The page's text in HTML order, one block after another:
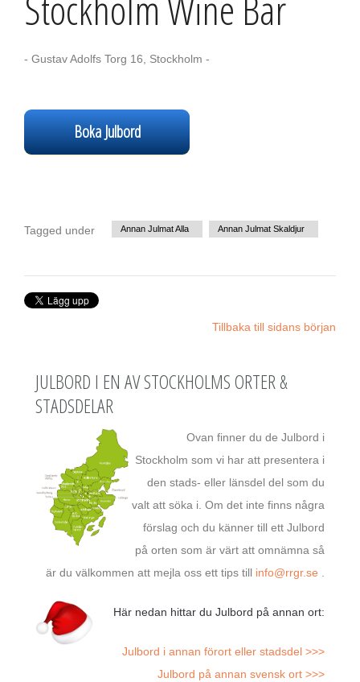
- Gustav Adolfs Torg 16, Stockholm -
Boka Julbord
Tagged under Annan Julmat Alla Annan Julmat Skaldjur
Tillbaka till sidans början
JULBORD I EN AV STOCKHOLMS ORTER &
STADSDELAR
Ovan finner du de Julbord i
Stockholm som vi har att presentera i
den stads- eller länsdel del som du
valt att söka i. Om det inte finns några
förslag och du känner till ett Julbord
på orten som är värt att omnämna så
är du välkommen att mejla oss ett tips till info@rrgr.se
Här nedan hittar du Julbord på annan ort:
Julbord i annan förort eller stadsdel >>>
Julbord på annan svensk ort >>>